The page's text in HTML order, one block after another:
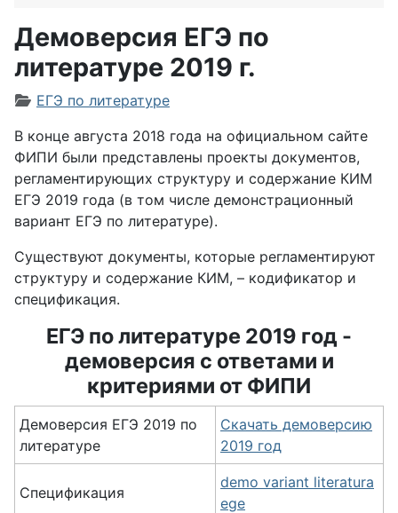
Демоверсия ЕГЭ по
литературе 2019 г.
Информация о материале
ЕГЭ по литературе
В конце августа 2018 года на официальном сайте
ФИПИ были представлены проекты документов,
регламентирующих структуру и содержание КИМ
ЕГЭ 2019 года (в том числе демонстрационный
вариант ЕГЭ по литературе).
Существуют документы, которые регламентируют
структуру и содержание КИМ, – кодификатор и
спецификация.
ЕГЭ по литературе 2019 год -
демоверсия с ответами и
критериями от ФИПИ
Демоверсия ЕГЭ 2019 по
литературе
Скачать демоверсию
2019 год
Спецификация
demo variant literatura
ege